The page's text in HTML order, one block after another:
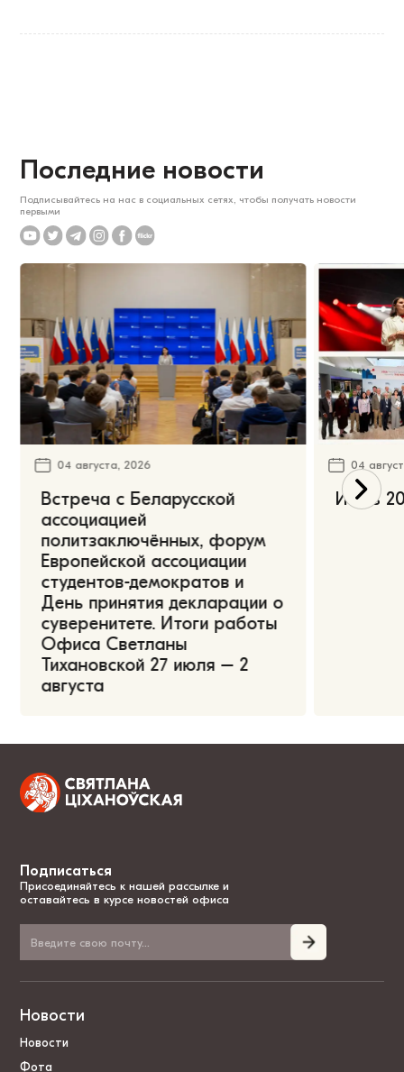
Последние новости
Подписывайтесь на нас в социальных сетях, чтобы получать новости
первыми
04 августа, 2026
Встреча с Беларусской
ассоциацией
политзаключённых, форум
Европейской ассоциации
студентов-демократов и
День принятия декларации о
суверенитете. Итоги работы
Офиса Светланы
Тихановской 27 июля – 2
августа
04
Июль
Подписаться
Присоединяйтесь к нашей рассылке и
оставайтесь в курсе новостей офиса
Новости
Новости
Фота